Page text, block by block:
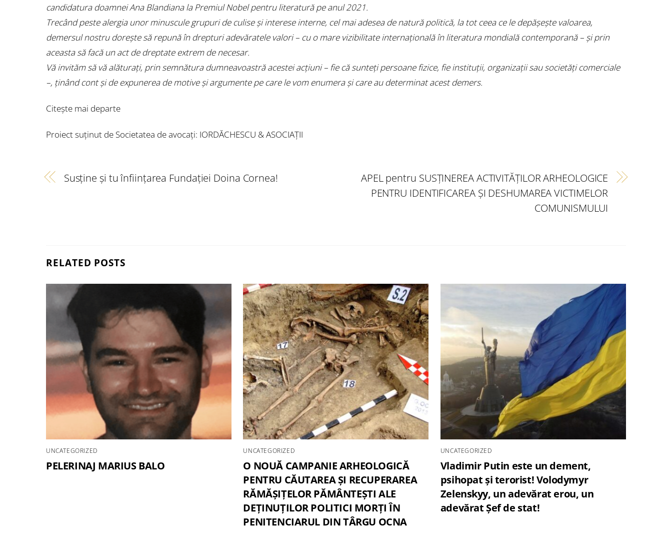
candidatura doamnei Ana Blandiana la Premiul Nobel pentru literatură pe anul 2021.
Trecând peste alergia unor minuscule grupuri de culise și interese interne, cel mai adesea de natură politică, la tot ceea ce le depăşeşte valoarea,
demersul nostru dorește să repună în drepturi adevăratele valori – cu o mare vizibilitate internațională în literatura mondială contemporană – și prin
aceasta să facă un act de dreptate extrem de necesar.
Vă invităm să vă alăturați, prin semnătura dumneavoastră acestei acţiuni – fie că sunteţi persoane fizice, fie instituţii, organizaţii sau societăţi comerciale
–, ținând cont și de expunerea de motive și argumente pe care le vom enumera și care au determinat acest demers.
Citește mai departe
Proiect suținut de Societatea de avocați: IORDĂCHESCU & ASOCIAȚII
Susţine şi tu înfiinţarea Fundaţiei Doina Cornea!
APEL pentru SUSŢINEREA ACTIVITĂȚILOR ARHEOLOGICE
PENTRU IDENTIFICAREA ŞI DESHUMAREA VICTIMELOR
COMUNISMULUI
RELATED POSTS
UNCATEGORIZED
PELERINAJ MARIUS BALO
UNCATEGORIZED
O NOUĂ CAMPANIE ARHEOLOGICĂ
PENTRU CĂUTAREA ȘI RECUPERAREA
RĂMĂȘIȚELOR PĂMÂNTEȘTI ALE
DEȚINUȚILOR POLITICI MORȚI ÎN
PENITENCIARUL DIN TÂRGU OCNA
UNCATEGORIZED
Vladimir Putin este un dement,
psihopat și terorist! Volodymyr
Zelenskyy, un adevărat erou, un
adevărat Șef de stat!